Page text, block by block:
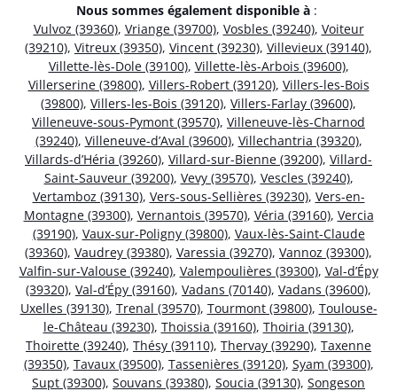
Nous sommes également disponible à :
Vulvoz (39360), Vriange (39700), Vosbles (39240), Voiteur
(39210), Vitreux (39350), Vincent (39230), Villevieux (39140),
Villette-lès-Dole (39100), Villette-lès-Arbois (39600),
Villerserine (39800), Villers-Robert (39120), Villers-les-Bois
(39800), Villers-les-Bois (39120), Villers-Farlay (39600),
Villeneuve-sous-Pymont (39570), Villeneuve-lès-Charnod
(39240), Villeneuve-d’Aval (39600), Villechantria (39320),
Villards-d’Héria (39260), Villard-sur-Bienne (39200), Villard-
Saint-Sauveur (39200), Vevy (39570), Vescles (39240),
Vertamboz (39130), Vers-sous-Sellières (39230), Vers-en-
Montagne (39300), Vernantois (39570), Véria (39160), Vercia
(39190), Vaux-sur-Poligny (39800), Vaux-lès-Saint-Claude
(39360), Vaudrey (39380), Varessia (39270), Vannoz (39300),
Valfin-sur-Valouse (39240), Valempoulières (39300), Val-d’Épy
(39320), Val-d’Épy (39160), Vadans (70140), Vadans (39600),
Uxelles (39130), Trenal (39570), Tourmont (39800), Toulouse-
le-Château (39230), Thoissia (39160), Thoiria (39130),
Thoirette (39240), Thésy (39110), Thervay (39290), Taxenne
(39350), Tavaux (39500), Tassenières (39120), Syam (39300),
Supt (39300), Souvans (39380), Soucia (39130), Songeson